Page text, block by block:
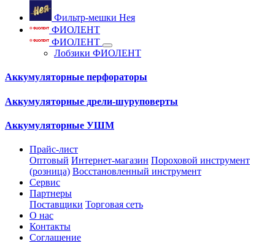
Фильтр-мешки Нея
ФИОЛЕНТ
ФИОЛЕНТ
Лобзики ФИОЛЕНТ
Аккумуляторные перфораторы
Аккумуляторные дрели-шуруповерты
Аккумуляторные УШМ
Прайс-лист
Оптовый Интернет-магазин Пороховой инструмент
(розница) Восстановленный инструмент
Сервис
Партнеры
Поставщики Торговая сеть
О нас
Контакты
Соглашение